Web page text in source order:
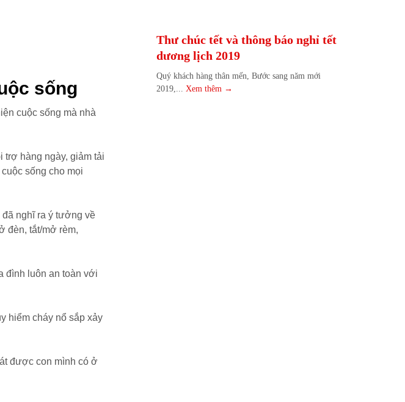
sống
cuộc sống mà nhà
hàng ngày, giảm tải
sống cho mọi
nghĩ ra ý tưởng về
đèn, tắt/mở rèm,
đình luôn an toàn với
hiểm cháy nổ sắp xảy
được con mình có ở
Thư chúc tết và thông báo nghỉ tết
dương lịch 2019
Quý khách hàng thân mến, Bước sang năm mới
2019,...Xem thêm →